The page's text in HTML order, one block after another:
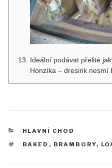
Ideální podávat přelité
Honzíka – dresink nesmí
RUBRIKY
HLAVNÍ CHOD
ŠTÍTKY
BAKED , BRAMBORY,